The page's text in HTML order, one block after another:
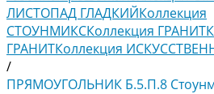
ЛИСТОПАД ГЛАДКИЙКоллекция
СТОУНМИКСКоллекция ГРАНИТ
ГРАНИТКоллекция
/
ПРЯМОУГОЛЬНИК Б.5.П.8